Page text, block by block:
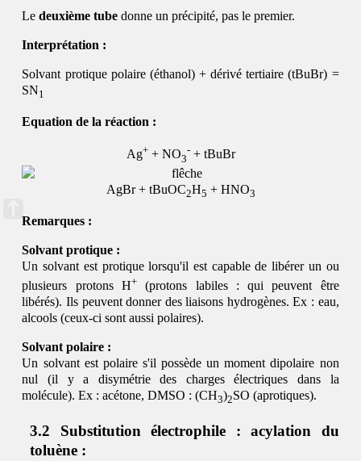
Ledeuxième tube donne un précipité, pas le premier.
Interprétation :
Solvant protique polaire (éthanol) + dérivé tertiaire (tBuBr) =
SN1
Equation de la réaction :
Ag++ NO3
-+ tBuBr
AgBr + tBuOC2H5 + HNO3
Remarques :
Solvant protique :
Un solvant est protique lorsqu'il est capable de libérer un ou
plusieurs protons H+(protons labiles : qui peuvent être
libérés). Ils peuvent donner des liaisons hydrogènes. Ex : eau,
alcools (ceux-ci sont aussi polaires).
Solvant polaire :
Un solvant est polaire s'il possède un moment dipolaire non
nul (il y a disymétrie des charges électriques dans la
molécule). Ex : acétone, DMSO : (CH3)2SO (aprotiques).
Substitution électrophile : acylation du
toluène :